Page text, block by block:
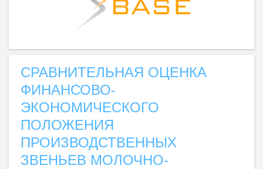
СРАВНИТЕЛЬНАЯ ОЦЕНКА
ФИНАНСОВО-
ЭКОНОМИЧЕСКОГО
ПОЛОЖЕНИЯ
ПРОИЗВОДСТВЕННЫХ
ЗВЕНЬЕВ МОЛОЧНО-